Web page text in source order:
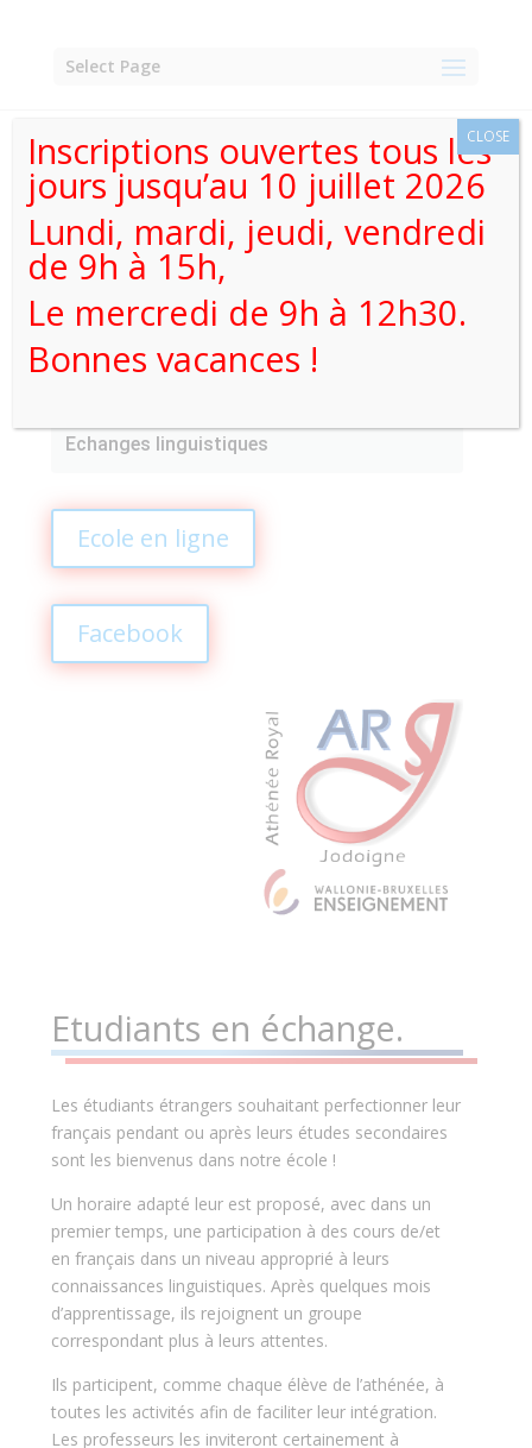
Select Page
Athénée Royal de
Jodoigne
Echanges linguistiques
Ecole en ligne
Facebook
Etudiants en échange.
Les étudiants étrangers souhaitant perfectionner leur
français pendant ou après leurs études secondaires
sont les bienvenus dans notre école !
Un horaire adapté leur est proposé, avec dans un
premier temps, une participation à des cours de/et
en français dans un niveau approprié à leurs
connaissances linguistiques. Après quelques mois
d’apprentissage, ils rejoignent un groupe
correspondant plus à leurs attentes.
Ils participent, comme chaque élève de l’athénée, à
toutes les activités afin de faciliter leur intégration.
Les professeurs les inviteront certainement à
Inscriptions ouvertes tous les
jours jusqu’au 10 juillet 2026
Lundi, mardi, jeudi, vendredi
de 9h à 15h,
Le mercredi de 9h à 12h30.
Bonnes vacances !
CLOSE